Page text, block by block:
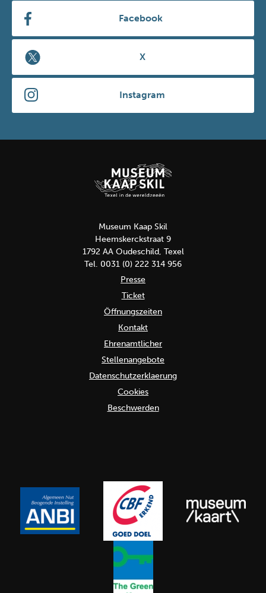
Facebook
X
Instagram
Museum Kaap Skil
Heemskerckstraat 9
1792 AA Oudeschild, Texel
Tel. 0031 (0) 222 314 956
Presse
Ticket
Öffnungszeiten
Kontakt
Ehrenamtlicher
Stellenangebote
Datenschutzerklaerung
Cookies
Beschwerden